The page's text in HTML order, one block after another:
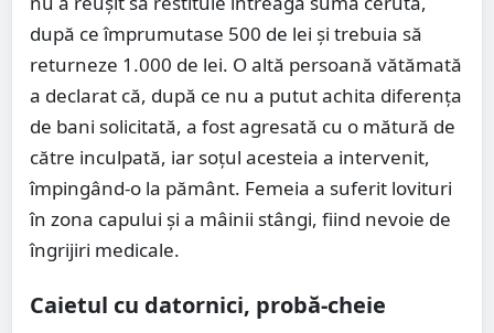
după ce împrumutase 500 de lei și trebuia să
returneze 1.000 de lei. O altă persoană vătămată
a declarat că, după ce nu a putut achita diferența
de bani solicitată, a fost agresată cu o mătură de
către inculpată, iar soțul acesteia a intervenit,
împingând-o la pământ. Femeia a suferit lovituri
în zona capului și a mâinii stângi, fiind nevoie de
îngrijiri medicale.
Caietul cu datornici, probă-cheie